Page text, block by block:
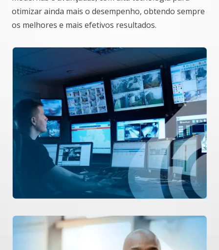
otimizar ainda mais o desempenho, obtendo sempre
os melhores e mais efetivos resultados.